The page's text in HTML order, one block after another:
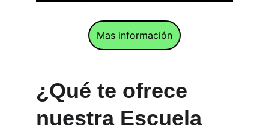
¿Qué te ofrece
nuestra Escuela
Mas información